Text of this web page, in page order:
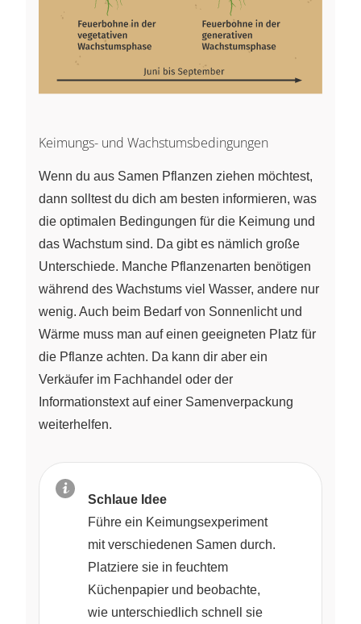
Keimungs- und Wachstumsbedingungen
Wenn du aus Samen Pflanzen ziehen möchtest,
dann solltest du dich am besten informieren, was
die optimalen Bedingungen für die Keimung und
das Wachstum sind. Da gibt es nämlich große
Unterschiede. Manche Pflanzenarten benötigen
während des Wachstums viel Wasser, andere nur
wenig. Auch beim Bedarf von Sonnenlicht und
Wärme muss man auf einen geeigneten Platz für
die Pflanze achten. Da kann dir aber ein
Verkäufer im Fachhandel oder der
Informationstext auf einer Samenverpackung
weiterhelfen.
Schlaue Idee
Führe ein Keimungsexperiment
mit verschiedenen Samen durch.
Platziere sie in feuchtem
Küchenpapier und beobachte,
wie unterschiedlich schnell sie